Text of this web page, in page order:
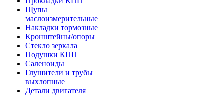
Щупы
маслоизмерительные
Накладки тормозные
Кронштейны/опоры
Стекло зеркала
Подушки КПП
Саленоиды
Глушители и трубы
выхлопные
Детали двигателя